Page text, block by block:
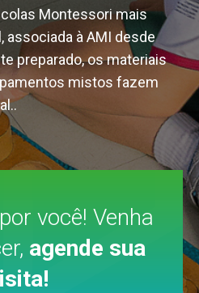
Montessori mais
associada à AMI desde
preparado, os materiais
mistos fazem
você! Venha
agende sua